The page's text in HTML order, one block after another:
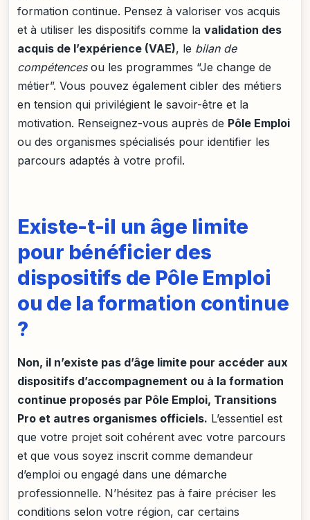
formation continue. Pensez à valoriser vos acquis
et à utiliser les dispositifs comme la validation des
acquis de l’expérience (VAE), le bilan de
compétencesou les programmes “Je change de
métier”. Vous pouvez également cibler des métiers
en tension qui privilégient le savoir-être et la
motivation. Renseignez-vous auprès de Pôle Emploi
ou des organismes spécialisés pour identifier les
parcours adaptés à votre profil.
Existe-t-il un âge limite
pour bénéficier des
dispositifs de Pôle Emploi
ou de la formation continue
?
Non, il n’existe pas d’âge limite pour accéder aux
dispositifs d’accompagnement ou à la formation
continue proposés par Pôle Emploi, Transitions
Pro et autres organismes officiels. L’essentiel est
que votre projet soit cohérent avec votre parcours
et que vous soyez inscrit comme demandeur
d’emploi ou engagé dans une démarche
professionnelle. N’hésitez pas à faire préciser les
conditions selon votre région, car certains